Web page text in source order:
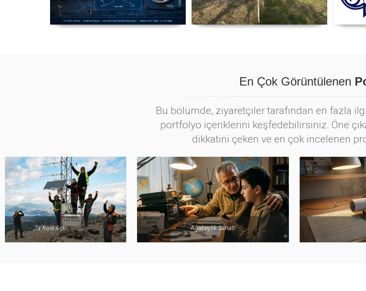
Antenlerde Band Genişliği SWR
Manyetik Lup Anten (Magnetic
En Çok Görüntülenen
Bu bölümde, ziyaretçiler tarafından en fazla
portfolyo içeriklerini keşfedebilirsiniz. Öne
dikkatini çeken ve en çok incelenen
Ağabeylik Sanatı Balun